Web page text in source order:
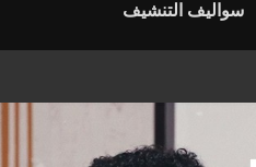
سواليف التنشيف